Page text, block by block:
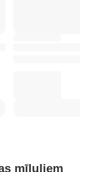
mīluļiem